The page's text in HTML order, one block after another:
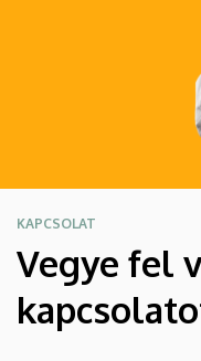
KAPCSOLAT
Vegye fel